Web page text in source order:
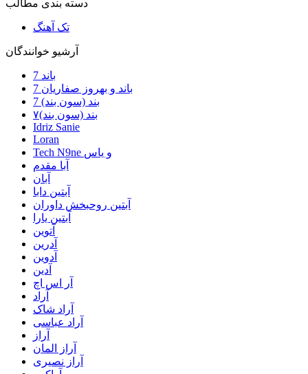
دسته بندی مطالب
تک آهنگ
آرشیو خوانندگان
7 باند
7 باند و بهروز صفاریان
7 بند (سون بند)
۷بند (سون بند)
Idriz Sanie
Loran
Tech N9ne و یاس
آبا مقدم
آبان
آبتین دابا
آبتین روحبخش داوران
آبتین یارا
آتوین
آدرین
آدوین
آدین
آر اس اچ
آراد
آراد شاک
آراد عباسی
آراز
آراز المان
آراز نصیری